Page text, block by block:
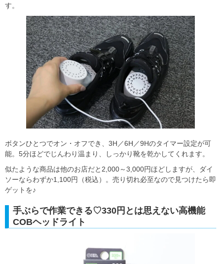
す。
ボタンひとつでオン・オフでき、3H／6H／9Hのタイマー設定が可
能。5分ほどでじんわり温まり、しっかり靴を乾かしてくれます。
似たような商品は他のお店だと2,000～3,000円ほどしますが、ダイ
ソーならわずか1,100円（税込）。売り切れ必至なので見つけたら即
ゲットを♪
手ぶらで作業できる♡330円とは思えない高機能
COBヘッドライト